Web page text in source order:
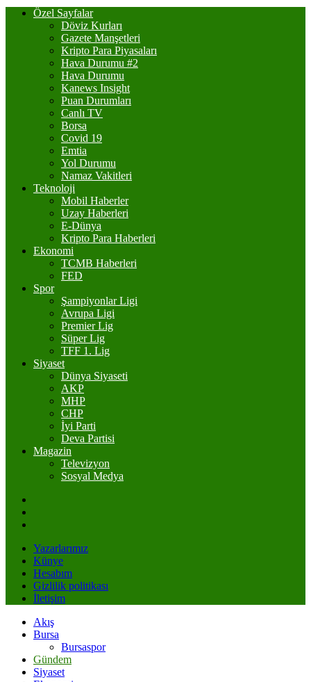
Özel Sayfalar
Döviz Kurları
Gazete Manşetleri
Kripto Para Piyasaları
Hava Durumu #2
Hava Durumu
Kanews Insight
Puan Durumları
Canlı TV
Borsa
Covid 19
Emtia
Yol Durumu
Namaz Vakitleri
Teknoloji
Mobil Haberler
Uzay Haberleri
E-Dünya
Kripto Para Haberleri
Ekonomi
TCMB Haberleri
FED
Spor
Şampiyonlar Ligi
Avrupa Ligi
Premier Lig
Süper Lig
TFF 1. Lig
Siyaset
Dünya Siyaseti
AKP
MHP
CHP
İyi Parti
Deva Partisi
Magazin
Televizyon
Sosyal Medya
Yazarlarımız
Künye
Hesabım
Gizlilik politikası
İletişim
Akış
Bursa
Bursaspor
Gündem
Siyaset